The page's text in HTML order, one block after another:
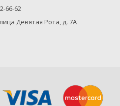
66-62
Девятая Рота, д. 7А